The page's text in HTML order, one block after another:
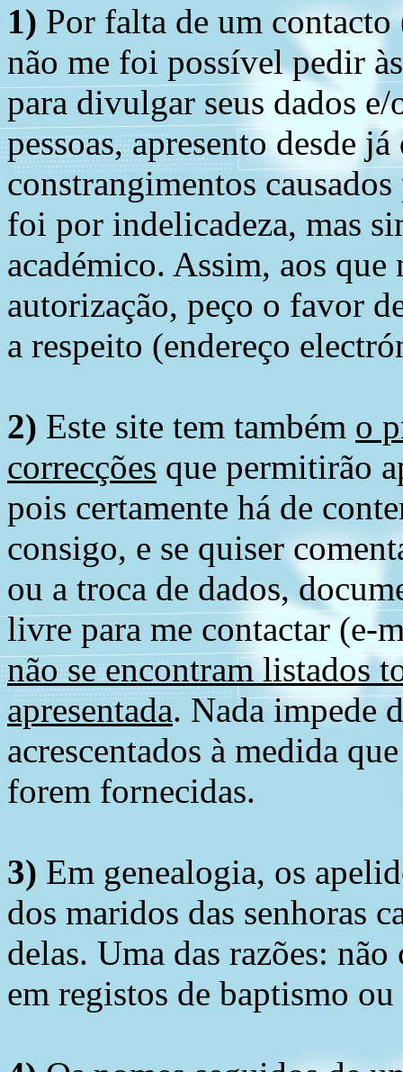
1) Por falta de um
não me foi possível pedir
para divulgar seus dados
pessoas, apresento desde
constrangimentos
foi por indelicadeza, mas
académico. Assim, aos
autorização, peço o favor
a respeito (endereço
2) Este site tem também o
correcções que permitirão
pois certamente há de
consigo, e se quiser
ou a troca de dados,
livre para me contactar (e-
não se encontram listados
apresentada. Nada impede
acrescentados à medida
forem fornecidas.
3) Em genealogia, os
dos maridos das senhoras
delas. Uma das razões:
em registos de baptismo